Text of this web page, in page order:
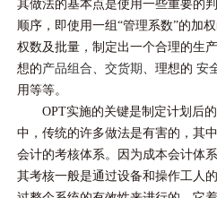
其做法的基本点是使用一些重要的
顺序，即使用一组“管理系数”的加
权数及批量，制定出一个合理的生
想的产品组合、交货期 、理想的安
用等等。
OPT实施的关键是制定计划后的
中，传统的许多做法是有害的，其
会计的考核体系。因为成本会计体
其考核一般是通过设备和操作工人